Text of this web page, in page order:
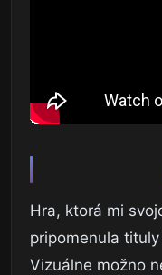
Hra, ktorá mi
pripomenula
Vizuálne možno